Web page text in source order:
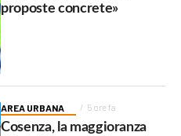
proposte concrete»
AREA URBANA 5 ore fa
Cosenza, la maggioranza